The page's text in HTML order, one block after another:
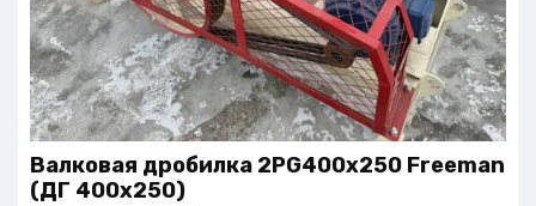
Валковая дробилка 2PG400x250 Freeman
(ДГ 400х250)